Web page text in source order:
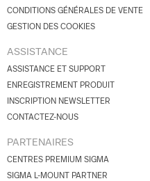
CONDITIONS GÉNÉRALES DE VENTE
GESTION DES COOKIES
ASSISTANCE
ASSISTANCE ET SUPPORT
ENREGISTREMENT PRODUIT
INSCRIPTION NEWSLETTER
CONTACTEZ-NOUS
PARTENAIRES
CENTRES PREMIUM SIGMA
SIGMA L-MOUNT PARTNER